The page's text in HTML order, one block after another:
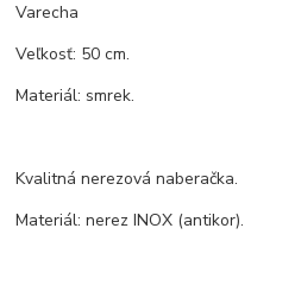
Varecha
Veľkosť: 50 cm.
Materiál: smrek.
Kvalitná nerezová naberačka.
Materiál: nerez INOX (antikor).